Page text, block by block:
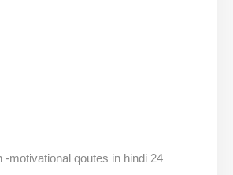
-motivational qoutes in hindi 24